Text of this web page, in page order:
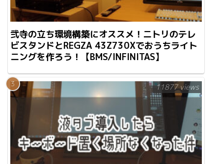
弐寺の立ち環境構築にオススメ！ニトリのテレ
ビスタンドとREGZA 43Z730Xでおうちライト
ニングを作ろう！【BMS/INFINITAS】
11877 views